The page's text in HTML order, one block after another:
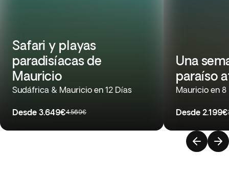
Safari y playas
paradisíacas de
Mauricio
Sudáfrica & Mauricio en 12 Días
Desde 3.649€4.569€
Una
paraíso
Mauricio en 8
Desde 2.199€